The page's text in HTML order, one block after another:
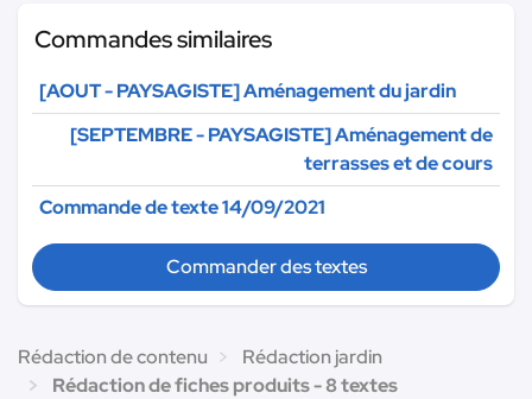
Commandes similaires
[AOUT - PAYSAGISTE] Aménagement du jardin
[SEPTEMBRE - PAYSAGISTE] Aménagement de
terrasses et de cours
Commande de texte 14/09/2021
Commander des textes
Rédaction de contenu
Rédaction jardin
Rédaction de fiches produits - 8 textes